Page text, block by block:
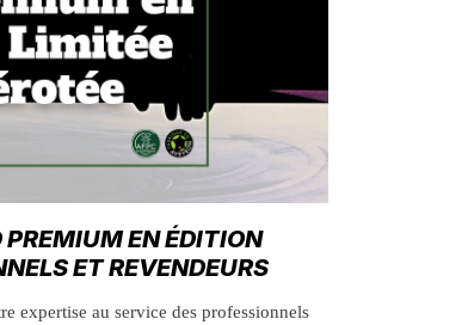
EN ÉDITION
ET REVENDEURS
expertise au service des professionnels